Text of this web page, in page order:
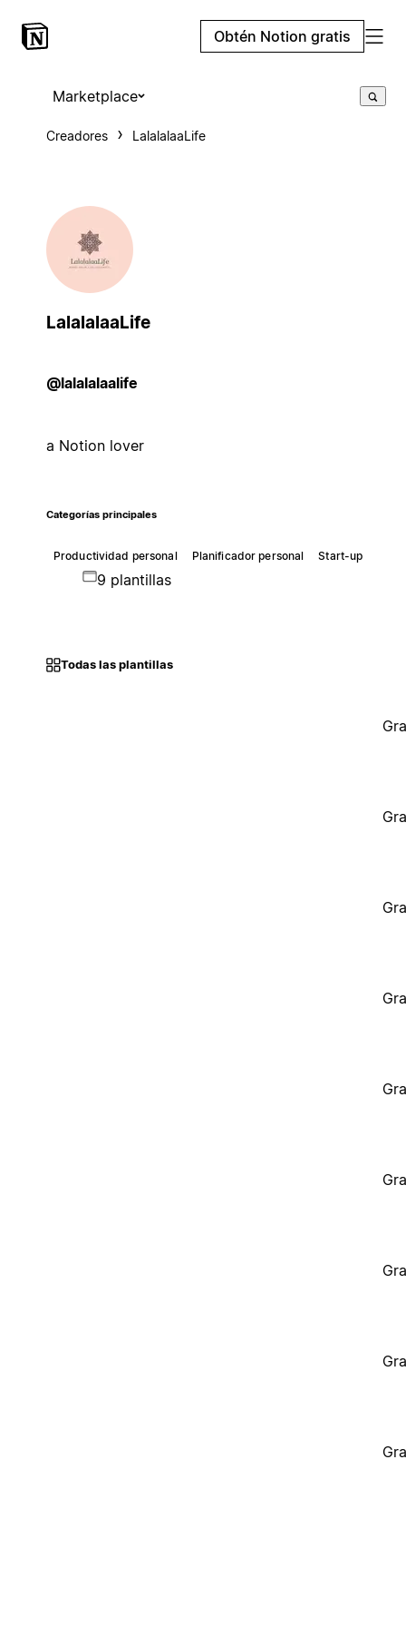
Obtén Notion gratis
Marketplace
Creadores LalalalaaLife
LalalalaaLife
@lalalalaalife
a Notion lover
Categorías principales
Productividad personal Planificador personal Start-up
9 plantillas
Todas las plantillas